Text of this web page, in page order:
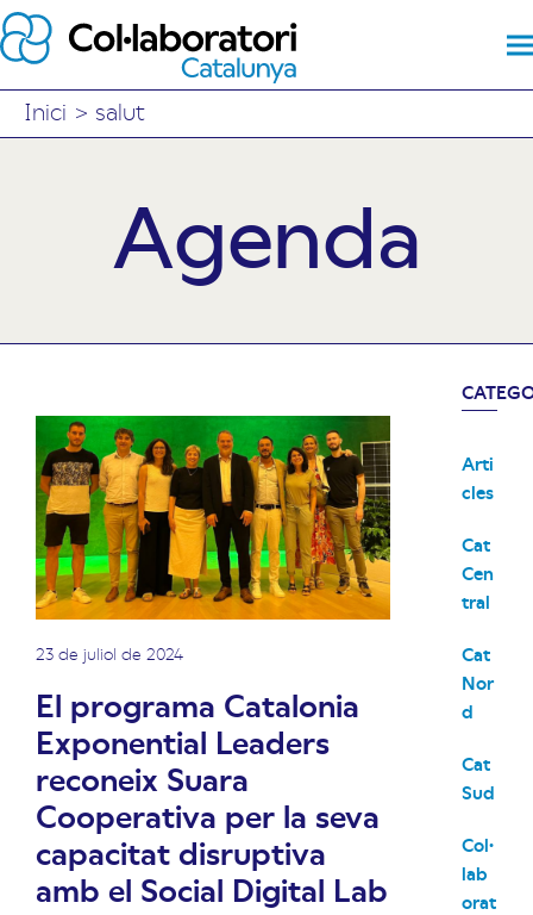
Inici > salut
Agenda
23 de juliol de 2024
El programa Catalonia
Exponential Leaders
reconeix Suara
Cooperativa per la seva
capacitat disruptiva
amb el Social Digital Lab
Arti
cles
Cat
Cen
tral
Cat
Nor
d
Cat
Sud
Col·
lab
orat